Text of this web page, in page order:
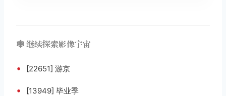
🕸️ 继续探索影像宇宙
• [22651] 游京
• [13949] 毕业季